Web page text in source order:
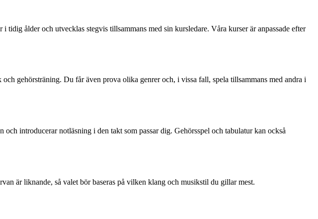
ålder och utvecklas stegvis tillsammans med sin kursledare. Våra kurser är anpassade efter
gehörsträning. Du får även prova olika genrer och, i vissa fall, spela tillsammans med andra i
introducerar notläsning i den takt som passar dig. Gehörsspel och tabulatur kan också
är liknande, så valet bör baseras på vilken klang och musikstil du gillar mest.